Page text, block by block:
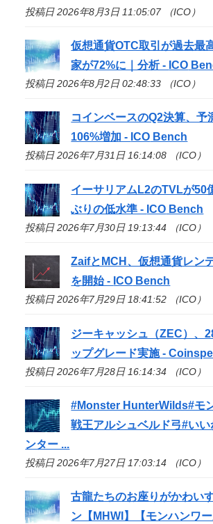
投稿日 2026年8月3日 11:05:07 （ICO）
仮想通貨OTC取引が過去最
家が72%に｜分析 - ICO
投稿日 2026年8月2日 02:48:33 （ICO）
コインベースのQ2決算、予
106%増加 - ICO Bench
投稿日 2026年7月31日 16:14:08 （ICO）
イーサリアムL2のTVLが50
ぶりの低水準 - ICO Bench
投稿日 2026年7月30日 19:13:44 （ICO）
ZaifとMCH、仮想通貨レン
を開始 - ICO Bench
投稿日 2026年7月29日 18:41:52 （ICO）
ジーキャッシュ（ZEC）、
ップグレード実施 -
投稿日 2026年7月28日 16:14:34 （ICO）
#Monster HunterWilds#モ
戦王アルシュベルド弓#い
ンター ...
投稿日 2026年7月27日 17:03:14 （ICO）
古龍たちのお座りがかわい
ン【MHWI】【モンハンワ